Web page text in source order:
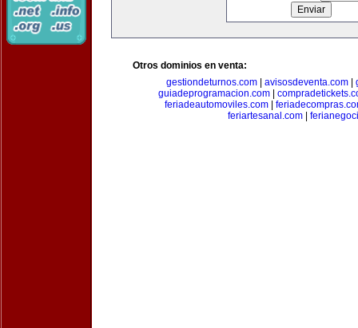
Otros dominios en venta:
gestiondeturnos.com| avisosdeventa.com|
guiadeprogramacion.com|
feriadeautomoviles.com
feriartesanal.com|